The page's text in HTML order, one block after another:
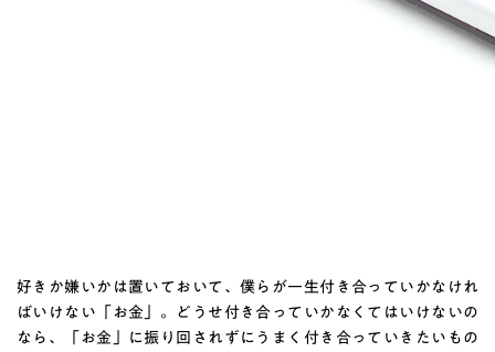
好きか嫌いかは置いておいて、僕らが一生付き合っていかなけれ
ばいけない「お金」。どうせ付き合っていかなくてはいけないの
なら、「お金」に振り回されずにうまく付き合っていきたいもの